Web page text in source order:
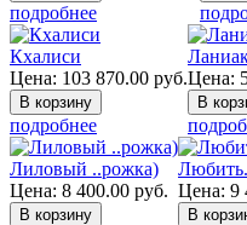
подробнее
Кхалиси
Цена: 103 870.00 руб.
подробнее
Цена:
Лиловый ..рожка)
Цена: 8 400.00 руб. Цена: 9